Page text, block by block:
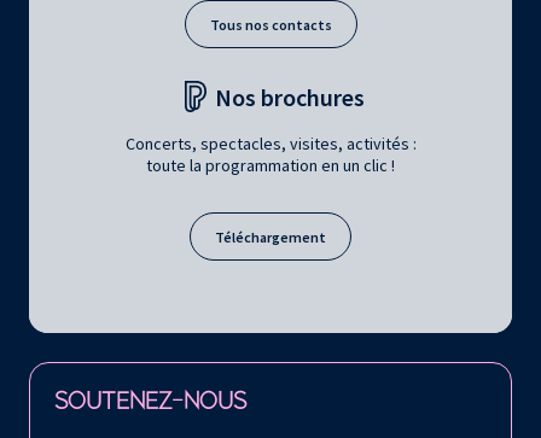
Tous nos contacts
Nos brochures
Concerts, spectacles, visites, activités :
toute la programmation en un clic !
Téléchargement
SOUTENEZ-NOUS
Retrouvez la Philharmonie de Paris sur